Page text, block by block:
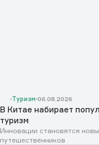
Туризм 06.08.2026
В Китае набирает
туризм
Инновации становятся
путешественников